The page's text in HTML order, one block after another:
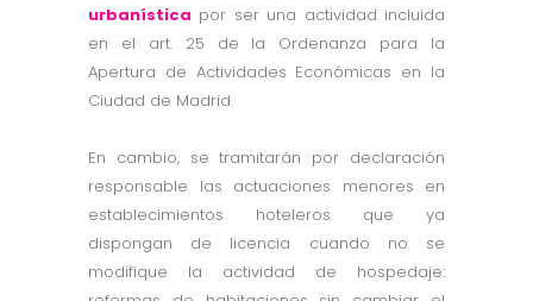
urbanística por ser una actividad incluida
en el art. 25 de la Ordenanza para la
Apertura de Actividades Económicas en la
Ciudad de Madrid.
En cambio, se tramitarán por declaración
responsable las actuaciones menores en
establecimientos hoteleros que ya
dispongan de licencia cuando no se
modifique la actividad de hospedaje: